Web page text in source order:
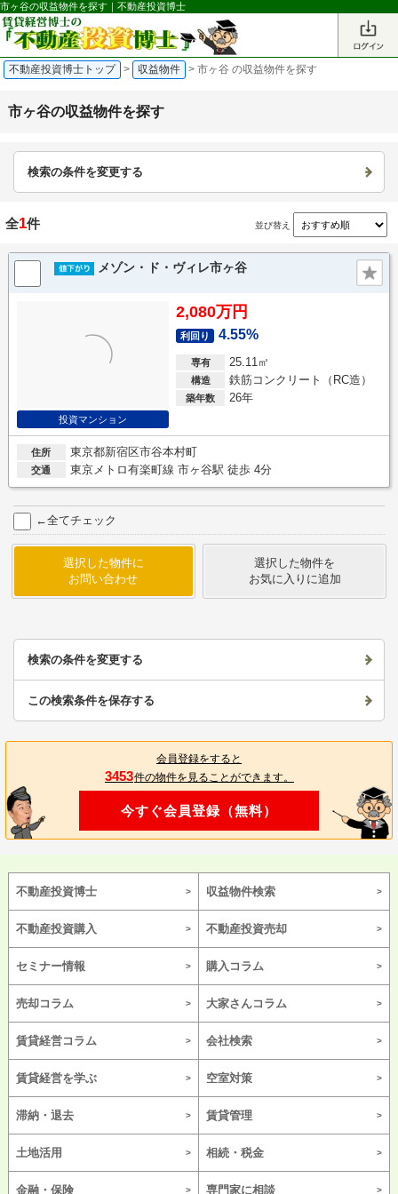
市ヶ谷の収益物件を探す｜不動産投資博士
不動産投資博士トップ > 収益物件 > 市ヶ谷 の収益物件を探す
市ヶ谷の収益物件を探す
検索の条件を変更する
全1件 並び替え
メゾン・ド・ヴィレ市ヶ谷
投資マンション
2,080万円
利回り 4.55%
専有 25.11㎡
構造 鉄筋コンクリート（RC造）
築年数 26年
住所 東京都新宿区市谷本村町
交通 東京メトロ有楽町線 市ヶ谷駅 徒歩 4分
←全てチェック
選択した物件に
お問い合わせ
選択した物件を
お気に入りに追加
検索の条件を変更する
この検索条件を保存する
会員登録をすると
3453件の物件を見ることができます。
今すぐ会員登録（無料）
不動産投資博士 収益物件検索
不動産投資購入 不動産投資売却
セミナー情報 購入コラム
売却コラム 大家さんコラム
賃貸経営コラム 会社検索
賃貸経営を学ぶ 空室対策
滞納・退去 賃貸管理
土地活用 相続・税金
金融・保険 専門家に相談